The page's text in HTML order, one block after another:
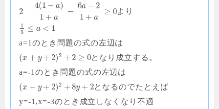
2 −
4(1 − a)
1 + a
=
6a − 2
1 + a
≥ 0より
1
3
≤ a < 1
a=1のとき問題の式の左辺は
(x + y + 2)2 + 2 ≥ 0となり成立する。
a=-1のとき問題の式の左辺は
(x − y + 2)2 + 8y + 2となるのでたとえば
y=-1,x=-3のとき成立しなくなり不適